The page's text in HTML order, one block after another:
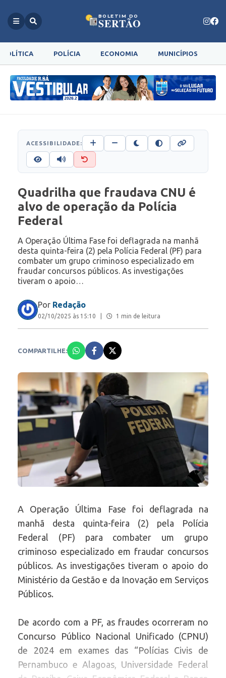
BOLETIM DO
SERTÃO
POLÍTICA POLÍCIA ECONOMIA MUNICÍPIOS
ACESSIBILIDADE:
Quadrilha que fraudava CNU é
alvo de operação da Polícia
Federal
A Operação Última Fase foi deflagrada na manhã
desta quinta-feira (2) pela Polícia Federal (PF) para
combater um grupo criminoso especializado em
fraudar concursos públicos. As investigações
tiveram o apoio…
Por Redação
02/10/2025 às 15:10 1 min de leitura
COMPARTILHE:
A Operação Última Fase foi deflagrada na
manhã desta quinta-feira (2) pela Polícia
Federal (PF) para combater um grupo
criminoso especializado em fraudar concursos
públicos. As investigações tiveram o apoio do
Ministério da Gestão e da Inovação em Serviços
Públicos.
De acordo com a PF, as fraudes ocorreram no
Concurso Público Nacional Unificado (CPNU)
de 2024 em exames das “Polícias Civis de
Pernambuco e Alagoas, Universidade Federal